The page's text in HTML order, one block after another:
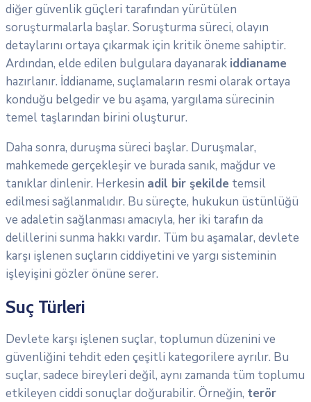
diğer güvenlik güçleri tarafından yürütülen
soruşturmalarla başlar. Soruşturma süreci, olayın
detaylarını ortaya çıkarmak için kritik öneme sahiptir.
Ardından, elde edilen bulgulara dayanarak iddianame
hazırlanır. İddianame, suçlamaların resmi olarak ortaya
konduğu belgedir ve bu aşama, yargılama sürecinin
temel taşlarından birini oluşturur.
Daha sonra, duruşma süreci başlar. Duruşmalar,
mahkemede gerçekleşir ve burada sanık, mağdur ve
tanıklar dinlenir. Herkesin adil bir şekilde temsil
edilmesi sağlanmalıdır. Bu süreçte, hukukun üstünlüğü
ve adaletin sağlanması amacıyla, her iki tarafın da
delillerini sunma hakkı vardır. Tüm bu aşamalar, devlete
karşı işlenen suçların ciddiyetini ve yargı sisteminin
işleyişini gözler önüne serer.
Suç Türleri
Devlete karşı işlenen suçlar, toplumun düzenini ve
güvenliğini tehdit eden çeşitli kategorilere ayrılır. Bu
suçlar, sadece bireyleri değil, aynı zamanda tüm toplumu
etkileyen ciddi sonuçlar doğurabilir. Örneğin, terör